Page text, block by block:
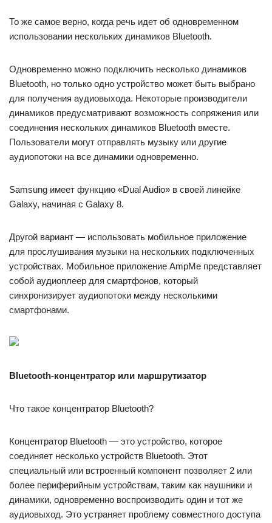
То же самое верно, когда речь идет об одновременном
использовании нескольких динамиков Bluetooth.
Одновременно можно подключить несколько динамиков
Bluetooth, но только одно устройство может быть выбрано
для получения аудиовыхода. Некоторые производители
динамиков предусматривают возможность сопряжения или
соединения нескольких динамиков Bluetooth вместе.
Пользователи могут отправлять музыку или другие
аудиопотоки на все динамики одновременно.
Samsung имеет функцию «Dual Audio» в своей линейке
Galaxy, начиная с Galaxy 8.
Другой вариант — использовать мобильное приложение
для прослушивания музыки на нескольких подключенных
устройствах. Мобильное приложение AmpMe представляет
собой аудиоплеер для смартфонов, который
синхронизирует аудиопотоки между несколькими
смартфонами.
Bluetooth-концентратор или маршрутизатор
Что такое концентратор Bluetooth?
Концентратор Bluetooth — это устройство, которое
соединяет несколько устройств Bluetooth. Этот
специальный или встроенный компонент позволяет 2 или
более периферийным устройствам, таким как наушники и
динамики, одновременно воспроизводить один и тот же
аудиовыход. Это устраняет проблему совместного доступа